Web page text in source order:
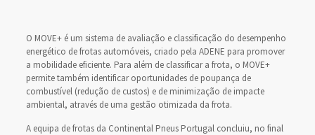
O MOVE+ é um sistema de avaliação e classificação do desempenho
energético de frotas automóveis, criado pela ADENE para promover
a mobilidade eficiente. Para além de classificar a frota, o MOVE+
permite também identificar oportunidades de poupança de
combustível (redução de custos) e de minimização de impacte
ambiental, através de uma gestão otimizada da frota.
A equipa de frotas da Continental Pneus Portugal concluiu, no final